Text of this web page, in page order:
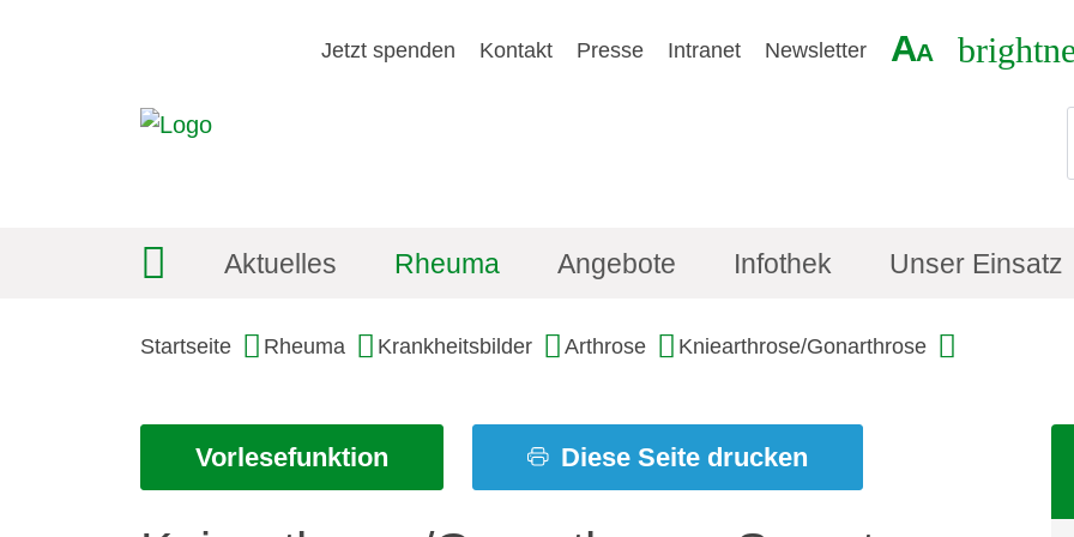
Jetzt spenden Kontakt Presse Intranet Newsletter AA
Aktuelles Rheuma Angebote Infothek Unser Einsatz
Startseite Rheuma Krankheitsbilder Arthrose Kniearthrose/Gonarthrose
Vorlesefunktion Diese Seite drucken